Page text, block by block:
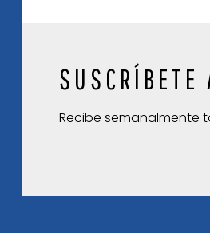
SUSCRÍBETE
Recibe semanalmente